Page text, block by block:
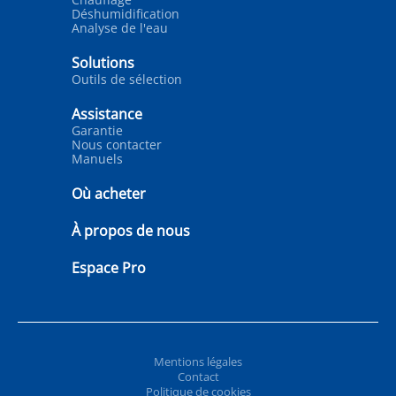
Déshumidification
Analyse de l'eau
Solutions
Outils de sélection
Assistance
Garantie
Nous contacter
Manuels
Où acheter
À propos de nous
Espace Pro
Mentions légales
Contact
Politique de cookies